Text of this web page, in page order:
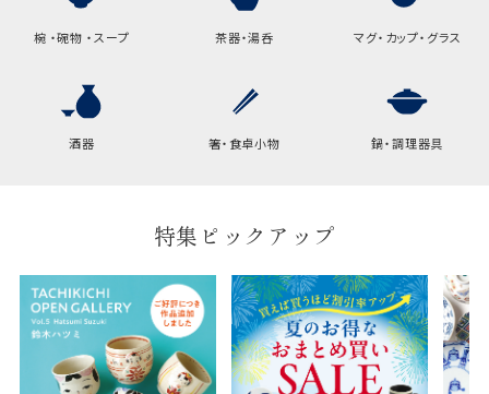
椀 ・碗物 ・スープ 茶器・湯呑 マグ・カップ・グラス
酒器 箸・食卓小物 鍋・調理器具
特集ピックアップ